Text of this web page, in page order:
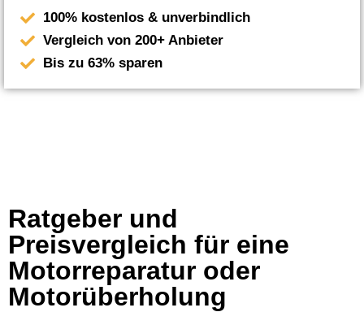
100% kostenlos & unverbindlich
Vergleich von 200+ Anbieter
Bis zu 63% sparen
Ratgeber und
Preisvergleich für eine
Motorreparatur oder
Motorüberholung